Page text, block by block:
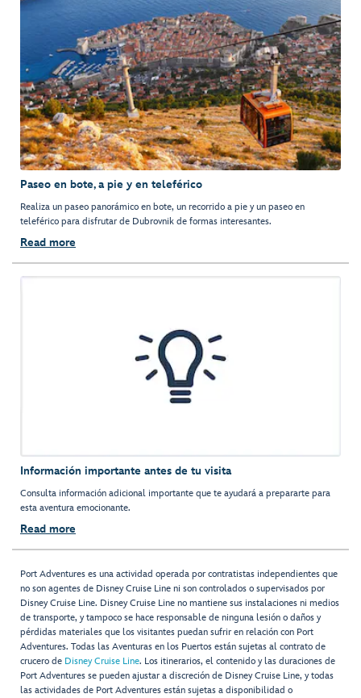
Paseo en bote, a pie y en teleférico
Realiza un paseo panorámico en bote, un recorrido a pie y un paseo en
teleférico para disfrutar de Dubrovnik de formas interesantes.
Read more
Información importante antes de tu visita
Consulta información adicional importante que te ayudará a prepararte para
esta aventura emocionante.
Read more
Port Adventures es una actividad operada por contratistas independientes que
no son agentes de Disney Cruise Line ni son controlados o supervisados por
Disney Cruise Line. Disney Cruise Line no mantiene sus instalaciones ni medios
de transporte, y tampoco se hace responsable de ninguna lesión o daños y
pérdidas materiales que los visitantes puedan sufrir en relación con Port
Adventures. Todas las Aventuras en los Puertos están sujetas al contrato de
crucero de Disney Cruise Line. Los itinerarios, el contenido y las duraciones de
Port Adventures se pueden ajustar a discreción de Disney Cruise Line, y todas
las actividades de Port Adventures están sujetas a disponibilidad o